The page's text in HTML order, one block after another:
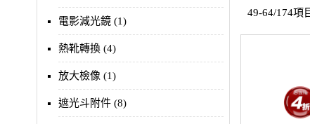
電影減光鏡 (1)
熱靴轉換 (4)
放大檢像 (1)
遮光斗附件 (8)
49-64/174項